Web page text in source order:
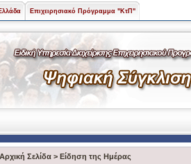
Επιχειρησιακό Πρόγραμμα "ΚτΠ"
Αρχική Σελίδα > Είδηση της Ημέρας